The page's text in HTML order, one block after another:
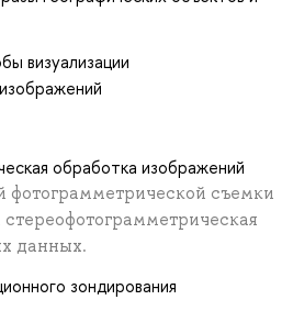
визуализации
обработка изображений
фотограмметрической съемки
данных.
зондирования